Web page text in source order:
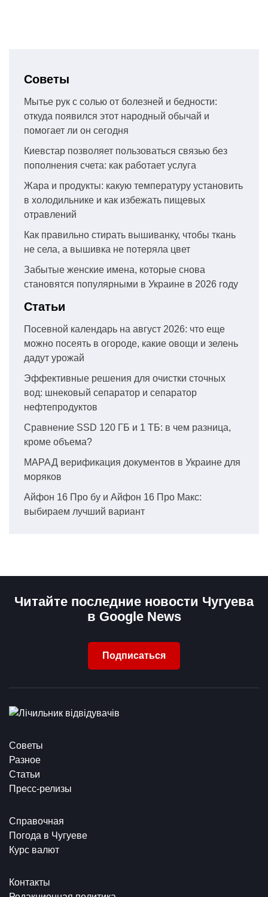
Советы
Мытье рук с солью от болезней и бедности:
откуда появился этот народный обычай и
помогает ли он сегодня
Киевстар позволяет пользоваться связью без
пополнения счета: как работает услуга
Жара и продукты: какую температуру установить
в холодильнике и как избежать пищевых
отравлений
Как правильно стирать вышиванку, чтобы ткань
не села, а вышивка не потеряла цвет
Забытые женские имена, которые снова
становятся популярными в Украине в 2026 году
Статьи
Посевной календарь на август 2026: что еще
можно посеять в огороде, какие овощи и зелень
дадут урожай
Эффективные решения для очистки сточных
вод: шнековый сепаратор и сепаратор
нефтепродуктов
Сравнение SSD 120 ГБ и 1 ТБ: в чем разница,
кроме объема?
МАРАД верификация документов в Украине для
моряков
Айфон 16 Про бу и Айфон 16 Про Макс:
выбираем лучший вариант
Читайте последние новости Чугуева
в Google News
Подписаться
Советы
Разное
Статьи
Пресс-релизы
Справочная
Погода в Чугуеве
Курс валют
Контакты